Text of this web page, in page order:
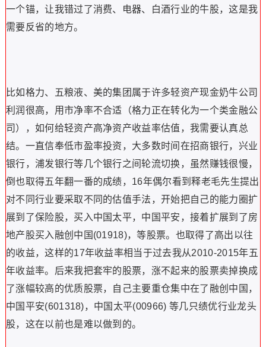
一个锚，让我错过了消费、电器、白酒行业的牛股，这是我
需要反省的地方。
比如格力、五粮液、美的集团属于许多轻资产现金奶牛公司
利润很高，用市净率不合适（格力正在转化为一个类金融公
司），如何给轻资产高净资产收益率估值，我需要认真总
结。一直信奉低市盈率投资，大多数时间在招商银行，兴业
银行，浦发银行等几个银行之间轮流切换，虽然赚钱很慢，
倒也取得五年翻一番的成绩，16年偶尔看到释老毛先生提出
对不同行业要采取不同的估值手法，开始把自己的能力圈扩
展到了保险股，买入中国太平，中国平安，接着扩展到了房
地产股买入融创中国(01918)，等股票。也取得了高出以往
的收益，这样的17年收益率相当于过去我从2010-2015年五
年收益率。后来我把套牢的股票，涨不起来的股票卖掉换成
了涨幅较高的优质股票，自己主要重仓集中在了融创中国，
中国平安(601318)，中国太平(00966) 等几只绩优行业龙头
股，这在以前也是难以做到的。